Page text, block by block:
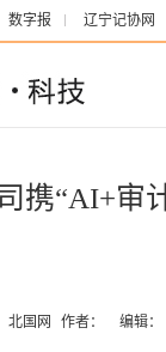
数字报 辽宁记协网
携“AI+审
北国网 作者： 编辑：